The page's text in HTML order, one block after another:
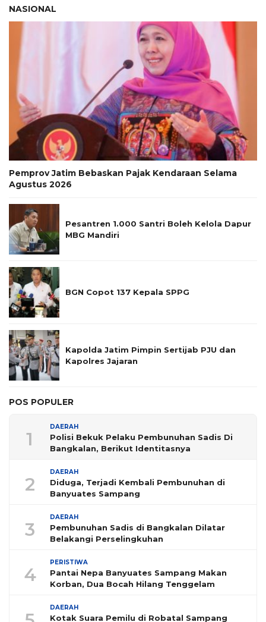
NASIONAL
Pemprov Jatim Bebaskan Pajak Kendaraan Selama
Agustus 2026
Pesantren 1.000 Santri Boleh Kelola Dapur
MBG Mandiri
BGN Copot 137 Kepala SPPG
Kapolda Jatim Pimpin Sertijab PJU dan
Kapolres Jajaran
POS POPULER
1
DAERAH
Polisi Bekuk Pelaku Pembunuhan Sadis Di
Bangkalan, Berikut Identitasnya
2
DAERAH
Diduga, Terjadi Kembali Pembunuhan di
Banyuates Sampang
3
DAERAH
Pembunuhan Sadis di Bangkalan Dilatar
Belakangi Perselingkuhan
4
PERISTIWA
Pantai Nepa Banyuates Sampang Makan
Korban, Dua Bocah Hilang Tenggelam
DAERAH
Kotak Suara Pemilu di Robatal Sampang